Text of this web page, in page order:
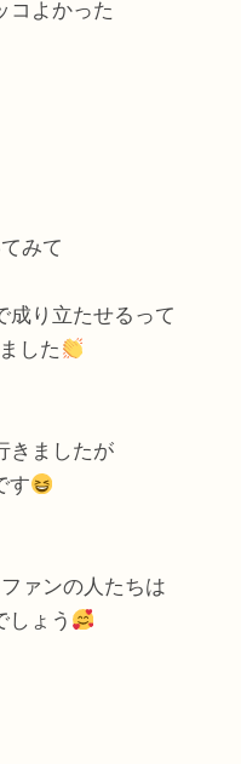
コよかった
みて
成り立たせるって
した
きましたが
す
ァンの人たちは
しょう